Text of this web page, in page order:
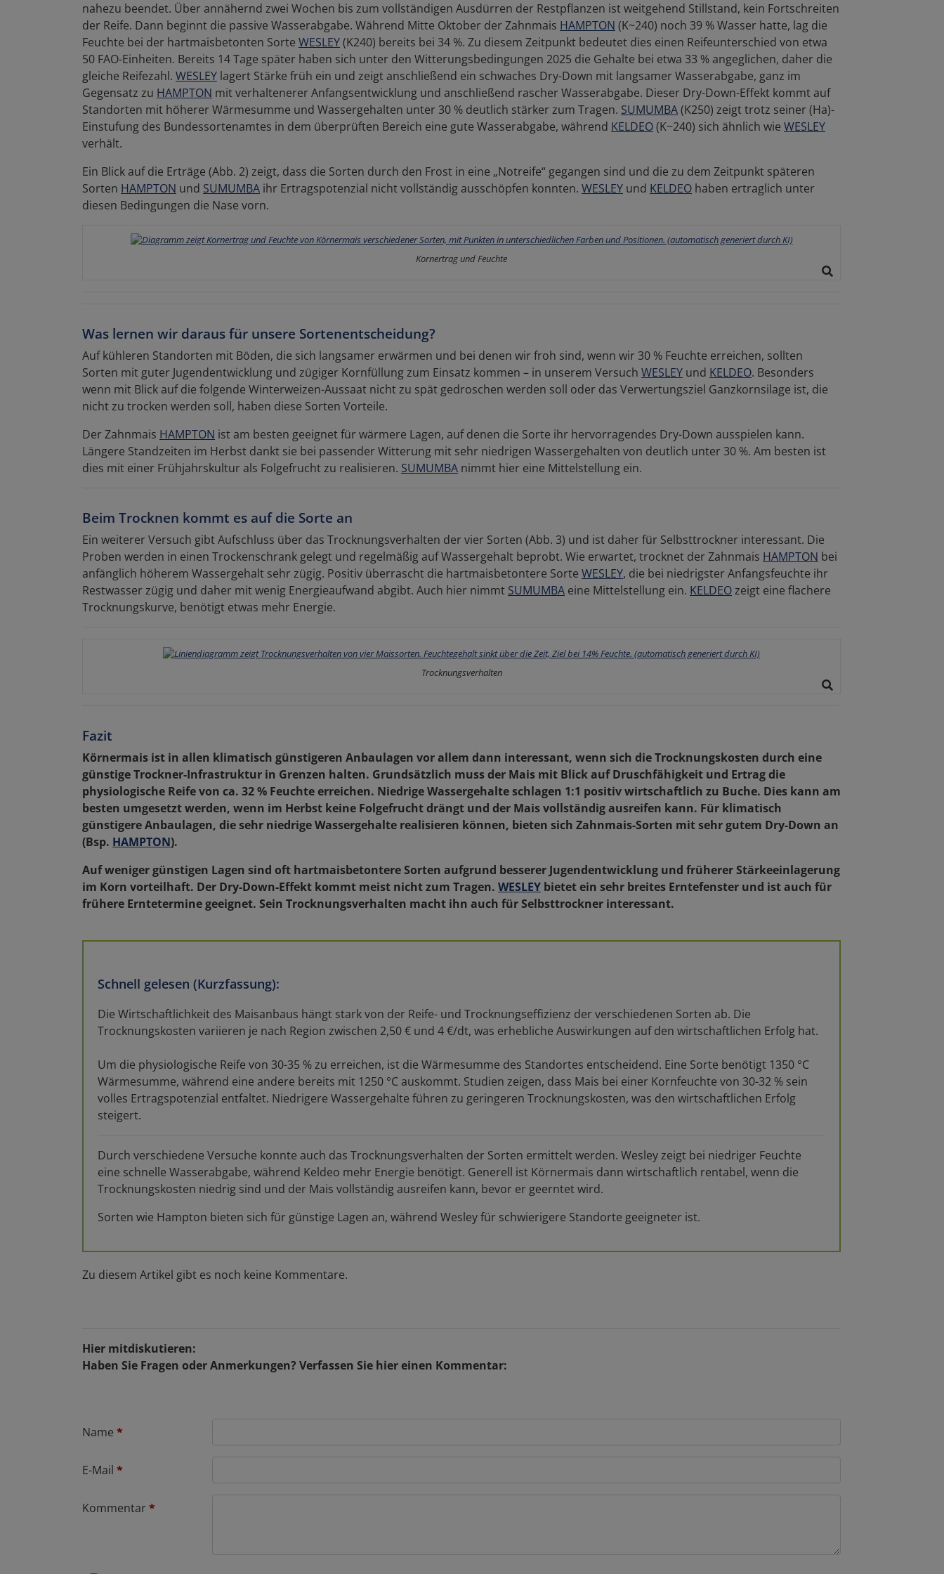
nahezu beendet. Über annähernd zwei Wochen bis zum vollständigen Ausdürren der Restpflanzen ist weitgehend Stillstand, kein Fortschreiten
der Reife. Dann beginnt die passive Wasserabgabe. Während Mitte Oktober der Zahnmais HAMPTON (K~240) noch 39 % Wasser hatte, lag die
Feuchte bei der hartmaisbetonten Sorte WESLEY(K240) bereits bei 34 %. Zu diesem Zeitpunkt bedeutet dies einen Reifeunterschied von etwa
50 FAO-Einheiten. Bereits 14 Tage später haben sich unter den Witterungsbedingungen 2025 die Gehalte bei etwa 33 % angeglichen, daher die
gleiche Reifezahl. WESLEY lagert Stärke früh ein und zeigt anschließend ein schwaches Dry-Down mit langsamer Wasserabgabe, ganz im
Gegensatz zu HAMPTON mit verhaltenerer Anfangsentwicklung und anschließend rascher Wasserabgabe. Dieser Dry-Down-Effekt kommt auf
Standorten mit höherer Wärmesumme und Wassergehalten unter 30 % deutlich stärker zum Tragen. SUMUMBA(K250) zeigt trotz seiner (Ha)-
Einstufung des Bundessortenamtes in dem überprüften Bereich eine gute Wasserabgabe, während KELDEO(K~240) sich ähnlich wie WESLEY
verhält.
Ein Blick auf die Erträge (Abb. 2) zeigt, dass die Sorten durch den Frost in eine „Notreife“ gegangen sind und die zu dem Zeitpunkt späteren
Sorten HAMPTON und SUMUMBA ihr Ertragspotenzial nicht vollständig ausschöpfen konnten. WESLEY und KELDEO haben ertraglich unter
diesen Bedingungen die Nase vorn.
Kornertrag und Feuchte
Was lernen wir daraus für unsere Sortenentscheidung?
Auf kühleren Standorten mit Böden, die sich langsamer erwärmen und bei denen wir froh sind, wenn wir 30 % Feuchte erreichen, sollten
Sorten mit guter Jugendentwicklung und zügiger Kornfüllung zum Einsatz kommen – in unserem Versuch WESLEY und KELDEO. Besonders
wenn mit Blick auf die folgende Winterweizen-Aussaat nicht zu spät gedroschen werden soll oder das Verwertungsziel Ganzkornsilage ist, die
nicht zu trocken werden soll, haben diese Sorten Vorteile.
Der Zahnmais HAMPTON ist am besten geeignet für wärmere Lagen, auf denen die Sorte ihr hervorragendes Dry-Down ausspielen kann.
Längere Standzeiten im Herbst dankt sie bei passender Witterung mit sehr niedrigen Wassergehalten von deutlich unter 30 %. Am besten ist
dies mit einer Frühjahrskultur als Folgefrucht zu realisieren. SUMUMBA nimmt hier eine Mittelstellung ein.
Beim Trocknen kommt es auf die Sorte an
Ein weiterer Versuch gibt Aufschluss über das Trocknungsverhalten der vier Sorten (Abb. 3) und ist daher für Selbsttrockner interessant. Die
Proben werden in einen Trockenschrank gelegt und regelmäßig auf Wassergehalt beprobt. Wie erwartet, trocknet der Zahnmais HAMPTON bei
anfänglich höherem Wassergehalt sehr zügig. Positiv überrascht die hartmaisbetontere Sorte WESLEY, die bei niedrigster Anfangsfeuchte ihr
Restwasser zügig und daher mit wenig Energieaufwand abgibt. Auch hier nimmt SUMUMBA eine Mittelstellung ein. KELDEOzeigt eine flachere
Trocknungskurve, benötigt etwas mehr Energie.
Trocknungsverhalten
Fazit
Körnermais ist in allen klimatisch günstigeren Anbaulagen vor allem dann interessant, wenn sich die Trocknungskosten durch eine
günstige Trockner-Infrastruktur in Grenzen halten. Grundsätzlich muss der Mais mit Blick auf Druschfähigkeit und Ertrag die
physiologische Reife von ca. 32 % Feuchte erreichen. Niedrige Wassergehalte schlagen 1:1 positiv wirtschaftlich zu Buche. Dies kann am
besten umgesetzt werden, wenn im Herbst keine Folgefrucht drängt und der Mais vollständig ausreifen kann. Für klimatisch
günstigere Anbaulagen, die sehr niedrige Wassergehalte realisieren können, bieten sich Zahnmais-Sorten mit sehr gutem Dry-Down an
(Bsp. HAMPTON).
Auf weniger günstigen Lagen sind oft hartmaisbetontere Sorten aufgrund besserer Jugendentwicklung und früherer Stärkeeinlagerung
im Korn vorteilhaft. Der Dry-Down-Effekt kommt meist nicht zum Tragen. WESLEY bietet ein sehr breites Erntefenster und ist auch für
frühere Erntetermine geeignet. Sein Trocknungsverhalten macht ihn auch für Selbsttrockner interessant.
Schnell gelesen (Kurzfassung):
Die Wirtschaftlichkeit des Maisanbaus hängt stark von der Reife- und Trocknungseffizienz der verschiedenen Sorten ab. Die
Trocknungskosten variieren je nach Region zwischen 2,50 € und 4 €/dt, was erhebliche Auswirkungen auf den wirtschaftlichen Erfolg hat.
Um die physiologische Reife von 30-35 % zu erreichen, ist die Wärmesumme des Standortes entscheidend. Eine Sorte benötigt 1350 °C
Wärmesumme, während eine andere bereits mit 1250 °C auskommt. Studien zeigen, dass Mais bei einer Kornfeuchte von 30-32 % sein
volles Ertragspotenzial entfaltet. Niedrigere Wassergehalte führen zu geringeren Trocknungskosten, was den wirtschaftlichen Erfolg
steigert.
Durch verschiedene Versuche konnte auch das Trocknungsverhalten der Sorten ermittelt werden. Wesley zeigt bei niedriger Feuchte
eine schnelle Wasserabgabe, während Keldeo mehr Energie benötigt. Generell ist Körnermais dann wirtschaftlich rentabel, wenn die
Trocknungskosten niedrig sind und der Mais vollständig ausreifen kann, bevor er geerntet wird.
Sorten wie Hampton bieten sich für günstige Lagen an, während Wesley für schwierigere Standorte geeigneter ist.
Zu diesem Artikel gibt es noch keine Kommentare.
Hier mitdiskutieren:
Haben Sie Fragen oder Anmerkungen? Verfassen Sie hier einen Kommentar:
Name *
E-Mail *
Kommentar *